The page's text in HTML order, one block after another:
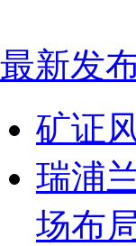
最新发
矿证
瑞浦
场布